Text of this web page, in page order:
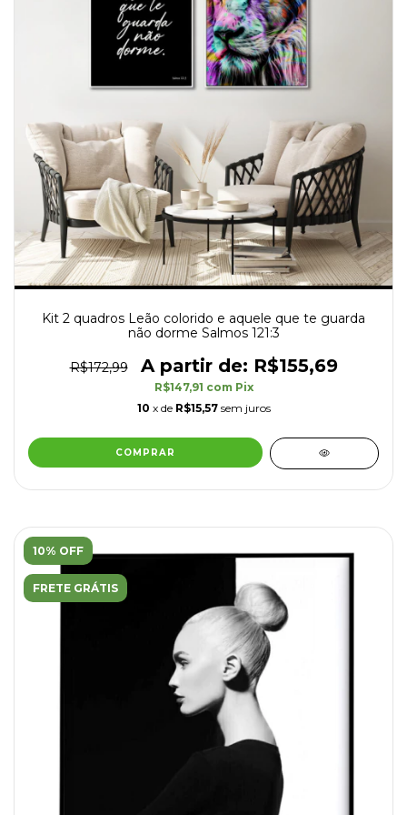
Kit 2 quadros Leão colorido e aquele que te guarda
não dorme Salmos 121:3
R$172,99 R$155,69
R$147,91 com Pix
10 x de R$15,57 sem juros
COMPRAR
10% OFF
FRETE GRÁTIS